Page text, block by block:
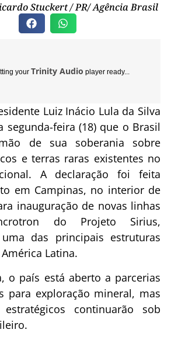
Stuckert / PR/ Agência Brasil
your Trinity Audio player ready...
Luiz Inácio Lula da Silva
segunda-feira (18) que o Brasil
de sua soberania sobre
e terras raras existentes no
A declaração foi feita
em Campinas, no interior de
inauguração de novas linhas
do Projeto Sirius,
das principais estruturas
Latina.
o país está aberto a parcerias
para exploração mineral, mas
continuarão sob